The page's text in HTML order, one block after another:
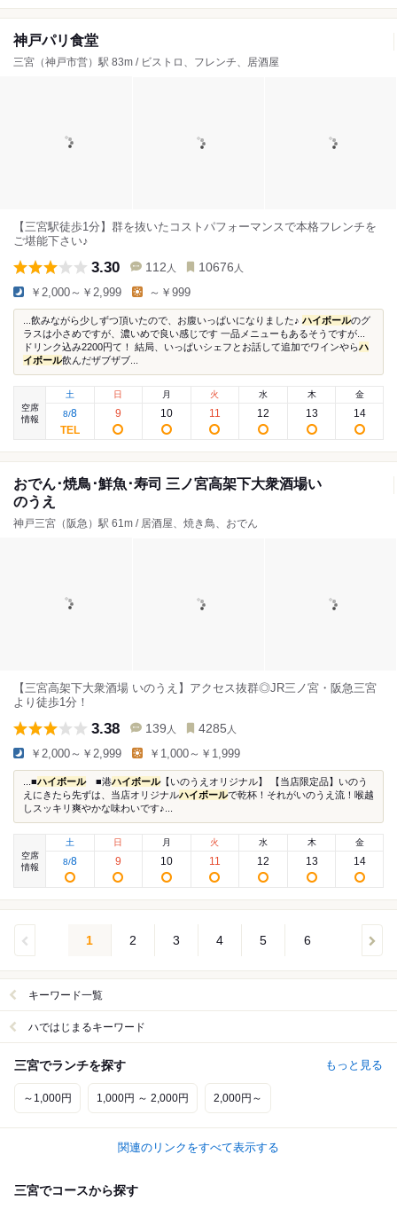
神戸パリ食堂
三宮（神戸市営）駅 83m / ビストロ、フレンチ、居酒屋
【三宮駅徒歩1分】群を抜いたコストパフォーマンスで本格フレンチを
ご堪能下さい♪
3.30 112 人 10676 人
￥2,000～￥2,999 ～￥999
...飲みながら少しずつ頂いたので、お腹いっぱいになりました♪ ハイボールのグ
ラスは小さめですが、濃いめで良い感じです 一品メニューもあるそうですが...
ドリンク込み2200円て！ 結局、いっぱいシェフとお話して追加でワインやらハ
イボール飲んだザブザブ...
空席
情報
土
8/8
日
9
月
10
火
11
水
12
木
13
金
14
おでん･焼鳥･鮮魚･寿司 三ノ宮高架下大衆酒場い
のうえ
神戸三宮（阪急）駅 61m / 居酒屋、焼き鳥、おでん
【三宮高架下大衆酒場 いのうえ】アクセス抜群◎JR三ノ宮・阪急三宮
より徒歩1分！
3.38 139 人 4285 人
￥2,000～￥2,999 ￥1,000～￥1,999
...■ハイボール■港ハイボール【いのうえオリジナル】 【当店限定品】いのう
えにきたら先ずは、当店オリジナルハイボールで乾杯！それがいのうえ流！喉越
しスッキリ爽やかな味わいです♪...
空席
情報
土
8/8
日
9
月
10
火
11
水
12
木
13
金
14
1 2 3 4 5 6
キーワード一覧
ハではじまるキーワード
三宮でランチを探す もっと見る
～1,000円 1,000円 ～ 2,000円 2,000円～
関連のリンクをすべて表示する
三宮でコースから探す